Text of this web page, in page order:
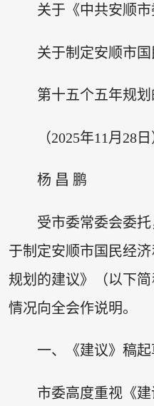
关于《中共安顺市
关于制定安顺市
第十五个五年规
（2025年11月28日
杨 昌 鹏
受市委常委会委
于制定安顺市国民经
规划的建议》（以下
情况向全会作说明。
一、《建议》稿
市委高度重视《